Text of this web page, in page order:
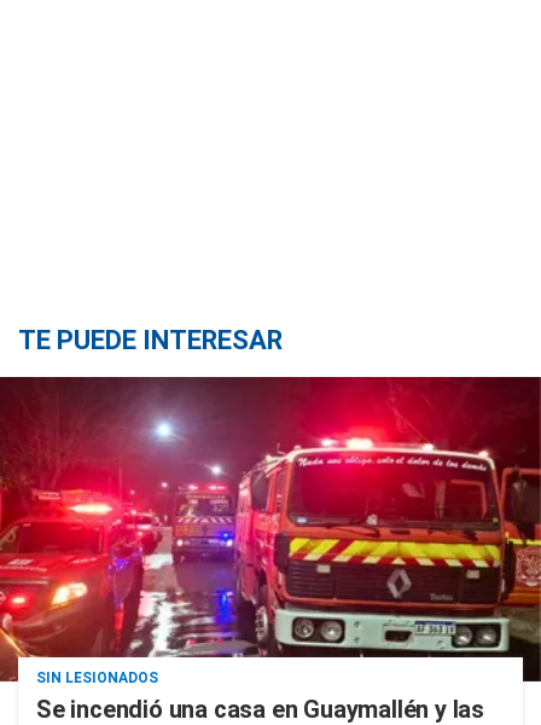
TE PUEDE INTERESAR
SIN LESIONADOS
Se incendió una casa en Guaymallén y las